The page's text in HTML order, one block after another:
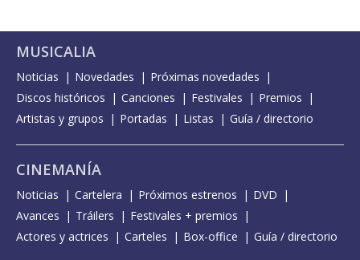
MUSICALIA
Noticias Novedades
Próximas novedades
Discos históricos
Canciones Festivales
Premios
Artistas y grupos
Portadas Listas Guía / directorio
CINEMANÍA
Noticias Cartelera Próximos estrenos
DVD
Avances
Tráilers
Festivales + premios
Actores y actrices
Carteles Box-office Guía / directorio